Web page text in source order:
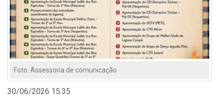
Foto: Assessoria de comunicação
30/06/2026 15:35